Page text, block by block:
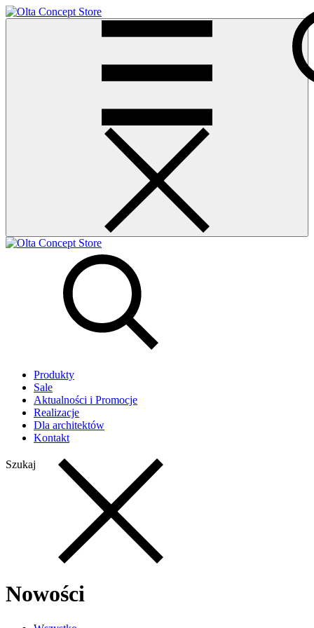
Produkty
Sale
Aktualności i Promocje
Realizacje
Dla architektów
Kontakt
Szukaj
Nowości